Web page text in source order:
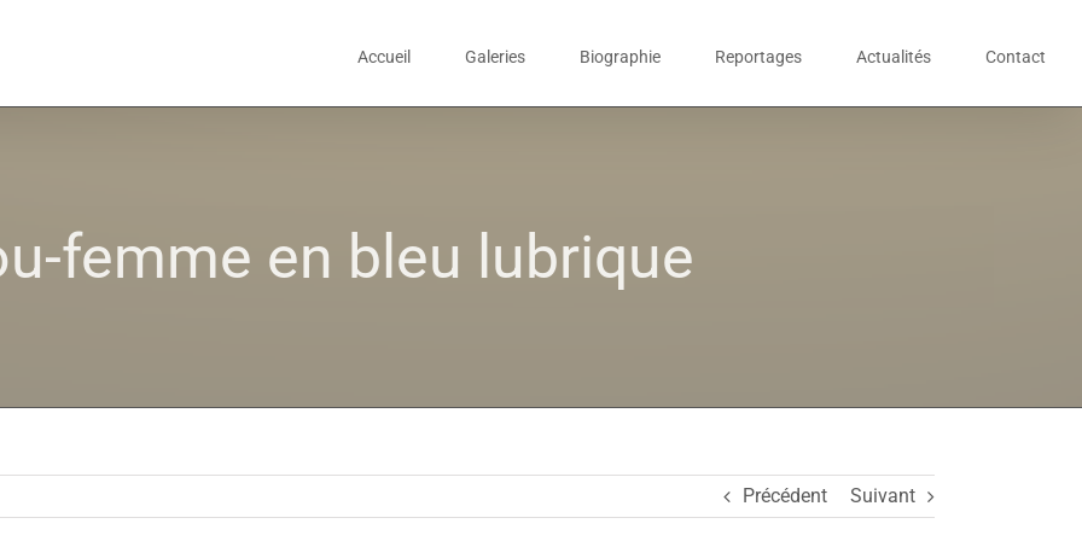
Accueil Galeries Biographie Reportages Actualités Contact
femme en bleu lubrique
Précédent Suivant